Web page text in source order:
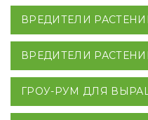
ВРЕДИТЕЛИ
ВРЕДИТЕЛИ
ГРОУ-РУМ ДЛЯ